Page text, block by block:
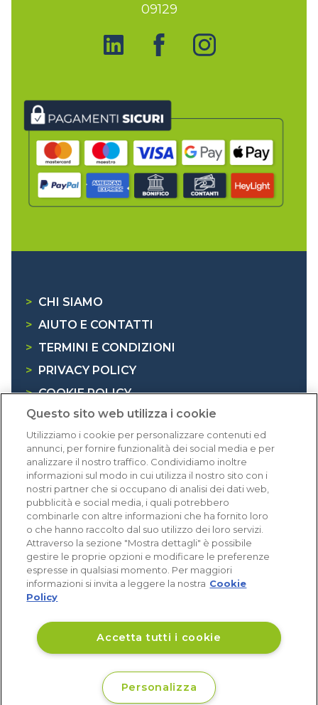
09129
> CHI SIAMO
> AIUTO E CONTATTI
> TERMINI E CONDIZIONI
>
PRIVACY POLICY
> COOKIE POLICY
> INFORMATIVA RAEE
Dicono di noi
1.640 recensioni
Eccellente (4,8)
Acquisti verificati
Questo sito web utilizza i cookie
Utilizziamo i cookie per personalizzare contenuti ed
annunci, per fornire funzionalità dei social media e per
analizzare il nostro traffico. Condividiamo inoltre
informazioni sul modo in cui utilizza il nostro sito con i
nostri partner che si occupano di analisi dei dati web,
pubblicità e social media, i quali potrebbero
combinarle con altre informazioni che ha fornito loro
o che hanno raccolto dal suo utilizzo dei loro servizi.
Attraverso la sezione "Mostra dettagli" è possibile
gestire le proprie opzioni e modificare le preferenze
espresse in qualsiasi momento. Per maggiori
informazioni si invita a leggere la nostra Cookie
Policy
Accetta tutti i cookie
Personalizza